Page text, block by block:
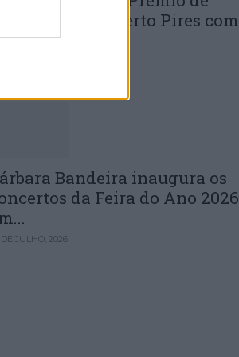
Inovação J. Norberto Pires com
Bandeira inaugura os
da Feira do Ano 2026
JULHO, 2026